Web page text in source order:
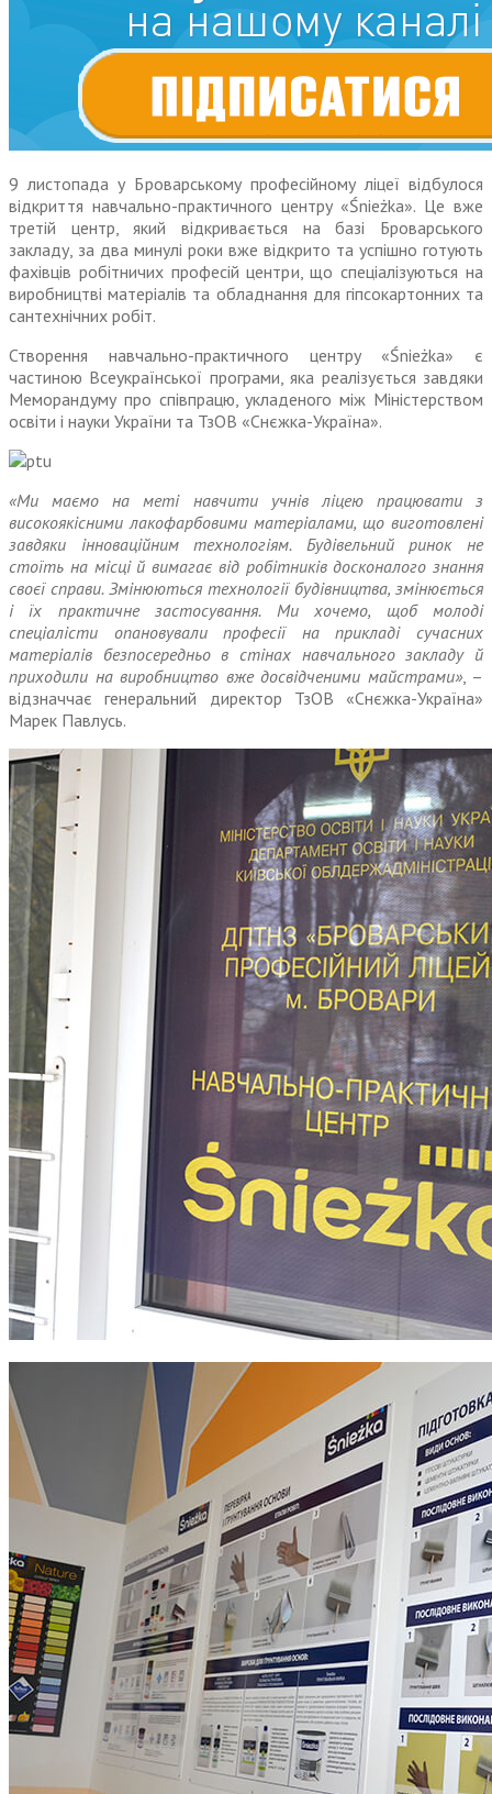
9 листопада у Броварському професійному ліцеї відбулося
відкриття навчально-практичного центру «Śnieżka». Це вже
третій центр, який відкривається на базі Броварського
закладу, за два минулі роки вже відкрито та успішно готують
фахівців робітничих професій центри, що спеціалізуються на
виробництві матеріалів та обладнання для гіпсокартонних та
сантехнічних робіт.
Створення навчально-практичного центру «Śnieżka» є
частиною Всеукраїнської програми, яка реалізується завдяки
Меморандуму про співпрацю, укладеного між Міністерством
освіти і науки України та ТзОВ «Снєжка-Україна».
«Ми маємо на меті навчити учнів ліцею працювати з
високоякісними лакофарбовими матеріалами, що виготовлені
завдяки інноваційним технологіям. Будівельний ринок не
стоїть на місці й вимагає від робітників досконалого знання
своєї справи. Змінюються технології будівництва, змінюється
і їх практичне застосування. Ми хочемо, щоб молоді
спеціалісти опановували професії на прикладі сучасних
матеріалів безпосередньо в стінах навчального закладу й
приходили на виробництво вже досвідченими майстрами», –
відзначчає генеральний директор ТзОВ «Снєжка-Україна»
Марек Павлусь.